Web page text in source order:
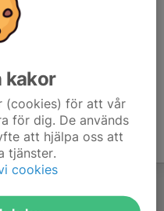
och svarar på
kakor
(cookies) för att vår
för dig. De används
att hjälpa oss att
tjänster.
cookies